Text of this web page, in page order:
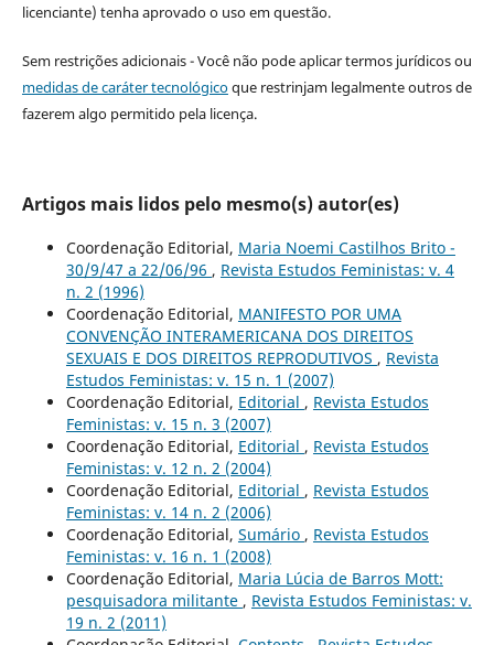
licenciante) tenha aprovado o uso em questão.
Sem restrições adicionais - Você não pode aplicar termos jurídicos ou
medidas de caráter tecnológicoque restrinjam legalmente outros de
fazerem algo permitido pela licença.
Artigos mais lidos pelo mesmo(s) autor(es)
Coordenação Editorial, Maria Noemi Castilhos Brito -
30/9/47 a 22/06/96 , Revista Estudos Feministas: v. 4
n. 2 (1996)
Coordenação Editorial, MANIFESTO POR UMA
CONVENÇÃO INTERAMERICANA DOS DIREITOS
SEXUAIS E DOS DIREITOS REPRODUTIVOS , Revista
Estudos Feministas: v. 15 n. 1 (2007)
Coordenação Editorial, Editorial , Revista Estudos
Feministas: v. 15 n. 3 (2007)
Coordenação Editorial, Editorial , Revista Estudos
Feministas: v. 12 n. 2 (2004)
Coordenação Editorial, Editorial , Revista Estudos
Feministas: v. 14 n. 2 (2006)
Coordenação Editorial, Sumário , Revista Estudos
Feministas: v. 16 n. 1 (2008)
Coordenação Editorial, Maria Lúcia de Barros Mott:
pesquisadora militante , Revista Estudos Feministas: v.
19 n. 2 (2011)